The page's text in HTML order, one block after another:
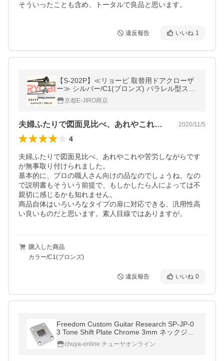
そういったことも含め、トータルで良品と思います。
違反報告 いいね 1
【S-202P】≪リョービ 取替用ドアクローザ
ー≫ シルバー/C1(ブロンズ) パラレル型スト
ップ付タイプ（パラレル型ドアクローザーの
取替に）
京都E-JIRO商店
夫婦ふたりで図面見比べ、あれやこれや苦… 2020/11/5
4
夫婦ふたりで図面見比べ、あれやこれや苦労しながらです
が無事取り付けられました。
基本的に、プロの職人さん向けの品なのでしょうね。なの
で説明書もそういう前提で、もしかしたら人によっては不
親切に感じるかも知れません。
商品自体はいろいろなタイプの扉に対応できる、汎用性高
い良いものだと思います。素人目線ではありますが。
購入した商品
カラー/C1(ブロンズ)
違反報告 いいね 0
Freedom Custom Guitar Research SP-JP-0
3 Tone Shift Plate Chrome 3mm ネックジョ
イントプレート
chuya-online チューヤオンライン